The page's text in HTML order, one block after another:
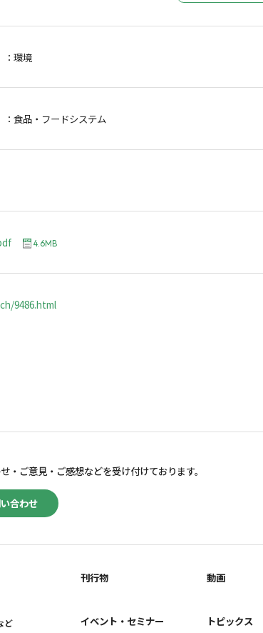
：環境
食品・フードシステム
4.6MB
9486.html
合わせ
・ ご意見・ご感想などを受け付けております。
ど
刊行物
イベント・セミナー
動画
トピックス